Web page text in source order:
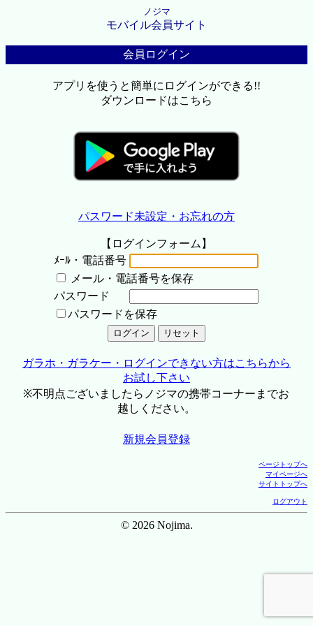
ノジマ
モバイル会員サイト
会員ログイン
アプリを使うと簡単にログインができる!!
ダウンロードはこちら
パスワード未設定・お忘れの方
【ログインフォーム】
ﾒｰﾙ・電話番号
メール・電話番号を保存
パスワード
パスワードを保存
ガラホ・ガラケー・ログインできない方はこちらから
お試し下さい
※不明点ございましたらノジマの携帯コーナーまでお
越しください。
新規会員登録
ページトップへ
マイページへ
サイトトップへ
ログアウト
© 2026 Nojima.